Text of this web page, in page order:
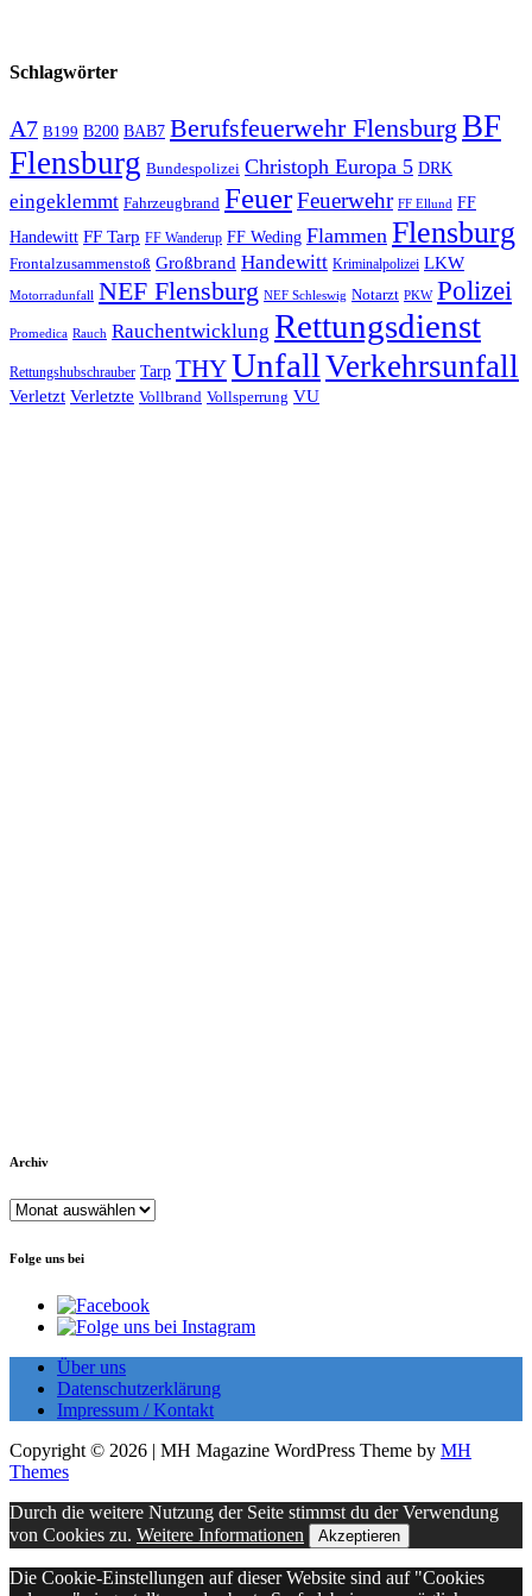
Schlagwörter
A7 B199 B200 BAB7 Berufsfeuerwehr Flensburg BF
Flensburg Bundespolizei Christoph Europa 5 DRK
eingeklemmt Fahrzeugbrand FeuerFeuerwehr FF Ellund FF
Handewitt FF Tarp FF Wanderup FF Weding Flammen Flensburg
Frontalzusammenstoß Großbrand Handewitt Kriminalpolizei LKW
Motorradunfall NEF Flensburg NEF Schleswig Notarzt PKW Polizei
Promedica Rauch Rauchentwicklung Rettungsdienst
Rettungshubschrauber Tarp THYUnfall Verkehrsunfall
Verletzt Verletzte Vollbrand Vollsperrung VU
Archiv
Archiv
Folge uns bei
Über uns
Datenschutzerklärung
Impressum / Kontakt
Copyright © 2026 | MH Magazine WordPress Theme by MH
Themes
Durch die weitere Nutzung der Seite stimmst du der Verwendung
von Cookies zu. Weitere Informationen Akzeptieren
Die Cookie-Einstellungen auf dieser Website sind auf "Cookies